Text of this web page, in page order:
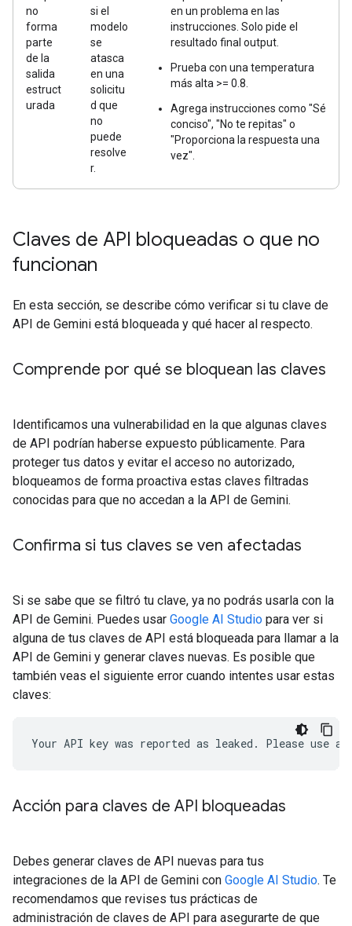
no
forma
parte
de la
salida
estruct
urada
si el
modelo
se
atasca
en una
solicitu
d que
no
puede
resolve
r.
en un problema en las
instrucciones. Solo pide el
resultado final output.
Prueba con una temperatura
más alta >= 0.8.
Agrega instrucciones como "Sé
conciso", "No te repitas" o
"Proporciona la respuesta una
vez".
Claves de API bloqueadas o que no
funcionan
En esta sección, se describe cómo verificar si tu clave de
API de Gemini está bloqueada y qué hacer al respecto.
Comprende por qué se bloquean las claves
Identificamos una vulnerabilidad en la que algunas claves
de API podrían haberse expuesto públicamente. Para
proteger tus datos y evitar el acceso no autorizado,
bloqueamos de forma proactiva estas claves filtradas
conocidas para que no accedan a la API de Gemini.
Confirma si tus claves se ven afectadas
Si se sabe que se filtró tu clave, ya no podrás usarla con la
API de Gemini. Puedes usar Google AI Studio para ver si
alguna de tus claves de API está bloqueada para llamar a la
API de Gemini y generar claves nuevas. Es posible que
también veas el siguiente error cuando intentes usar estas
claves:
Acción para claves de API bloqueadas
Debes generar claves de API nuevas para tus
integraciones de la API de Gemini con Google AI Studio. Te
recomendamos que revises tus prácticas de
administración de claves de API para asegurarte de que